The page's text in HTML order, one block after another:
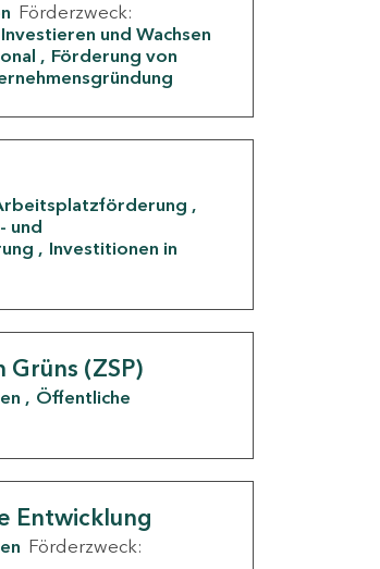
Förderzweck:
Investieren und Wachsen
Förderung von
und
Investitionen in
(ZSP)
Öffentliche
Entwicklung
Förderzweck: